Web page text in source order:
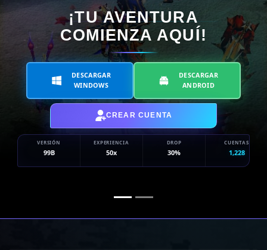
¡TU AVENTURA
COMIENZA AQUÍ!
DESCARGAR
WINDOWS
DESCARGAR
ANDROID
CREAR CUENTA
VERSIÓN
99B
EXPERIENCIA
50x
DROP
30%
CUENTAS
1,228